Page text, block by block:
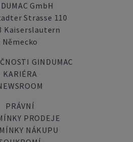
GmbH
Strasse 110
Kaiserslautern
Německo
GINDUMAC
KARIÉRA
PRÁVNÍ
PRODEJE
NÁKUPU